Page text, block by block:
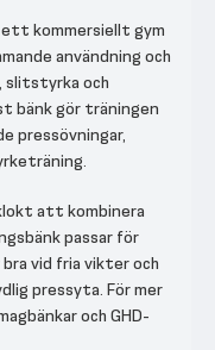
kommersiellt gym
användning och
slitstyrka och
bänk gör träningen
pressövningar,
att kombinera
passar för
vid fria vikter och
pressyta. För mer
och GHD-